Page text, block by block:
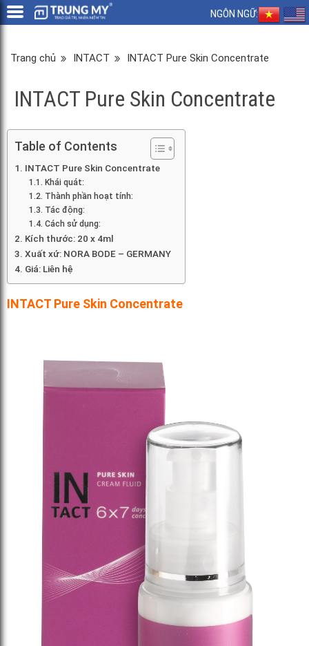
NGÔN NGỮ:
Trang chủ INTACT INTACT Pure Skin Concentrate
INTACT Pure Skin Concentrate
Table of Contents
INTACT Pure Skin Concentrate
Khái quát:
Thành phần hoạt tính:
Tác động:
Cách sử dụng:
Kích thước: 20 x 4ml
Xuất xứ: NORA BODE – GERMANY
Giá: Liên hệ
INTACT Pure Skin Concentrate